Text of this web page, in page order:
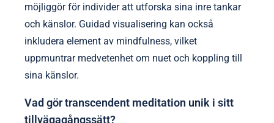
möjliggör för individer att utforska sina inre tankar
och känslor. Guidad visualisering kan också
inkludera element av mindfulness, vilket
uppmuntrar medvetenhet om nuet och koppling till
sina känslor.
Vad gör transcendent meditation unik i sitt
tillvägagångssätt?